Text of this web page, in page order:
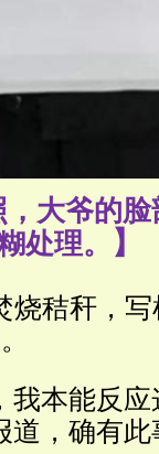
，大爷的
处理。
】
烧秸秆，
我本能反
道，确有此